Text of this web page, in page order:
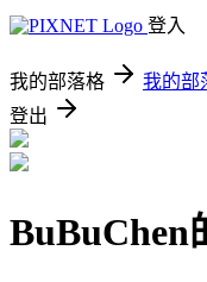
登入
我的部落格 我的部
登出
BuBuChen